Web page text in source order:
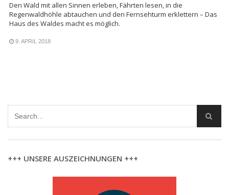
Den Wald mit allen Sinnen erleben, Fährten lesen, in die
Regenwaldhöhle abtauchen und den Fernsehturm erklettern – Das
Haus des Waldes macht es möglich.
9. APRIL 2018
+++ UNSERE AUSZEICHNUNGEN +++